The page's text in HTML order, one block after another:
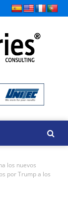
los nuevos
por Trump a los